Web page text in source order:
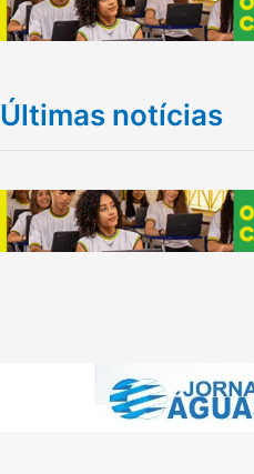
Últimas notícias